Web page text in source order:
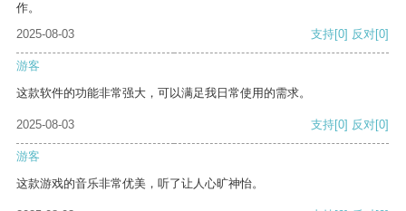
作。
2025-08-03
支持[0] 反对[0]
游客
这款软件的功能非常强大，可以满足我日常使用的需求。
2025-08-03 支持[0] 反对[0]
游客
这款游戏的音乐非常优美，听了让人心旷神怡。